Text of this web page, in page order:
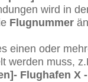
wird in
Flugnummer
einen oder
werden muss,
Flughafen X